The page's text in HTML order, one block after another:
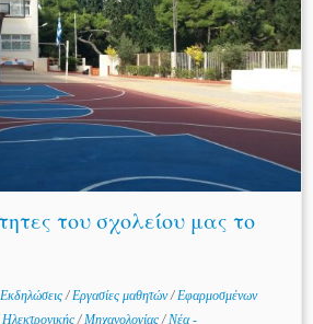
του σχολείου μας το
Εκδηλώσεις/Εργασίες μαθητών/Εφαρμοσμένων
Ηλεκτρονικής/Μηχανολογίας/Νέα -